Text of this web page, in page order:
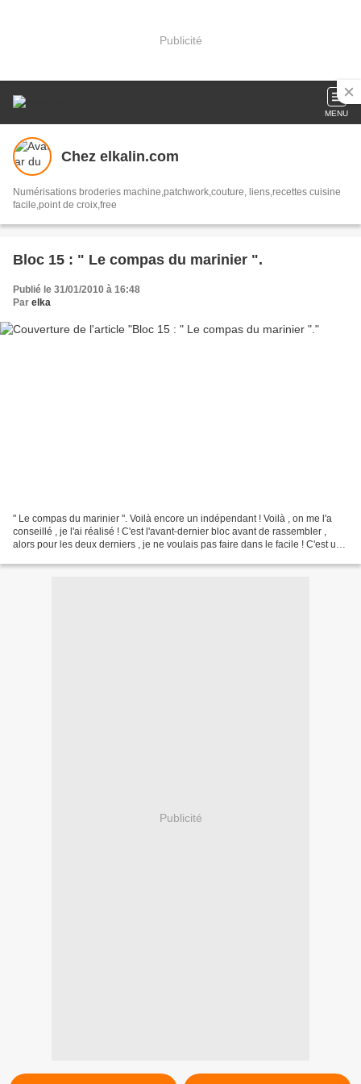
Publicité
MENU
Chez elkalin.com
Numérisations broderies machine,patchwork,couture, liens,recettes cuisine
facile,point de croix,free
Bloc 15 : " Le compas du marinier ".
Publié le 31/01/2010 à 16:48
Par elka
" Le compas du marinier ". Voilà encore un indépendant ! Voilà , on me l'a
conseillé , je l'ai réalisé ! C'est l'avant-dernier bloc avant de rassembler ,
alors pour les deux derniers , je ne voulais pas faire dans le facile ! C'est une
Publicité